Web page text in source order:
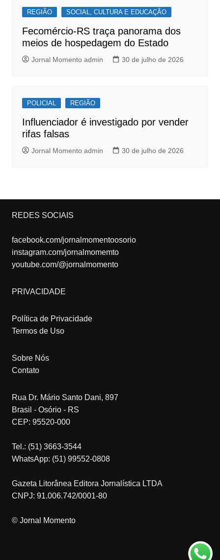
REGIÃO SOCIAL, CULTURA E EDUCAÇÃO
Fecomércio-RS traça panorama dos
meios de hospedagem do Estado
Jornal Momento admin 30 de julho de 2026
POLICIAL REGIÃO
Influenciador é investigado por vender
rifas falsas
Jornal Momento admin 30 de julho de 2026
REDES SOCIAIS
facebook.com/jornalmomentoosorio
instagram.com/jornalmomemto
youtube.com/@jornalmomento
PRIVACIDADE
Política de Privacidade
Termos de Uso
Sobre Nós
Contato
Rua Dr. Mário Santo Dani, 897
Brasil - Osório - RS
CEP: 95520-000
Tel.: (51) 3663-3544
WhatsApp: (51) 99552-0808
Gazeta Litorânea Editora Jornalística LTDA
CNPJ: 91.006.742/0001-80
© Jornal Momento